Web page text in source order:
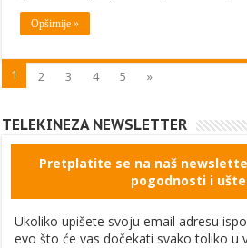
Opširnije »
1 2 3 4 5 »
TELEKINEZA NEWSLETTER
Pretplatite se na naš
pogodnosti i
Ukoliko upišete svoju email adresu
evo što će vas dočekati svako toliko u